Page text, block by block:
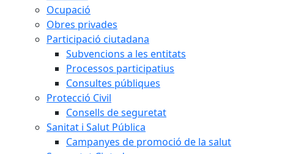
Ocupació
Obres privades
Participació ciutadana
Subvencions a les entitats
Processos participatius
Consultes públiques
Protecció Civil
Consells de seguretat
Sanitat i Salut Pública
Campanyes de promoció de la salut